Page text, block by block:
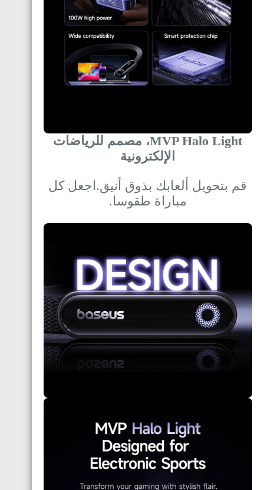
MVP Halo Light، مصمم للرياضات
الإلكترونية
قم بتحويل ألعابك بذوق أنيق.اجعل كل
مباراة طقوسا.